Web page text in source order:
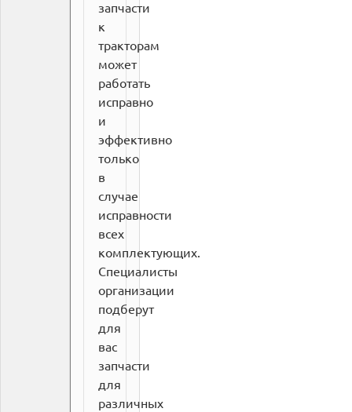
запчасти
к
тракторам
может
работать
исправно
и
эффективно
только
в
случае
исправности
всех
комплектующих.
Специалисты
организации
подберут
для
вас
запчасти
для
различных